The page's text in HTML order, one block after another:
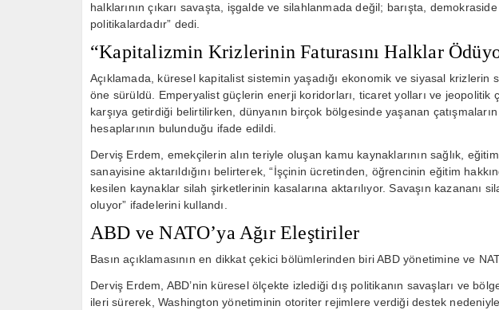
halklarının çıkarı savaşta, işgalde ve silahlanmada değil; barışta,
politikalardadır” dedi.
“Kapitalizmin Krizlerinin Faturasını Halklar
Açıklamada, küresel kapitalist sistemin yaşadığı ekonomik ve siyasal krizlerin
öne sürüldü. Emperyalist güçlerin enerji koridorları, ticaret yolları ve jeopolitik
karşıya getirdiği belirtilirken, dünyanın birçok bölgesinde yaşanan
hesaplarının bulunduğu ifade edildi.
Derviş Erdem, emekçilerin alın teriyle oluşan kamu kaynaklarının sağlık,
sanayisine aktarıldığını belirterek, “İşçinin ücretinden, öğrencinin eğitim
kesilen kaynaklar silah şirketlerinin kasalarına aktarılıyor. Savaşın kazananı
oluyor” ifadelerini kullandı.
ABD ve NATO’ya Ağır Eleştiriler
Basın açıklamasının en dikkat çekici bölümlerinden biri ABD yönetimine ve
Derviş Erdem, ABD’nin küresel ölçekte izlediği dış politikanın savaşları ve
ileri sürerek, Washington yönetiminin otoriter rejimlere verdiği destek